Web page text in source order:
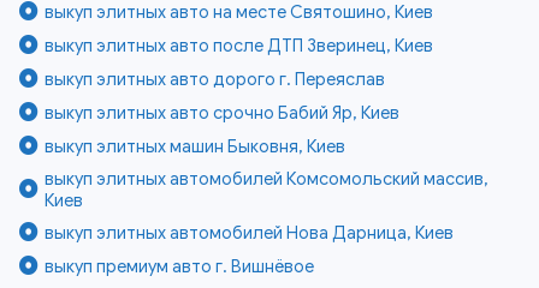
выкуп элитных авто на месте Святошино, Киев
выкуп элитных авто после ДТП Зверинец, Киев
выкуп элитных авто дорого г. Переяслав
выкуп элитных авто срочно Бабий Яр, Киев
выкуп элитных машин Быковня, Киев
выкуп элитных автомобилей Комсомольский массив,
Киев
выкуп элитных автомобилей Нова Дарница, Киев
выкуп премиум авто г. Вишнёвое